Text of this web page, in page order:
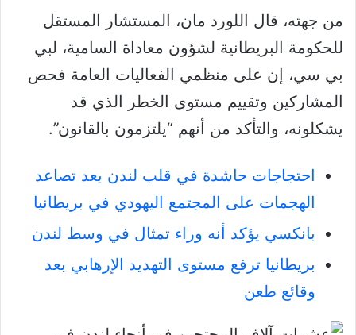
من جهته، قال اللورد مان، المستشار المستقل
للحكومة البريطانية لشؤون معاداة السامية، لبي
بي سي، إن على منظمي الفعاليات العامة فحص
المشاركين وتقييم مستوى الخطر الذي قد
يشكلونه، والتأكد من أنهم “يلتزمون بالقانون”.
احتجاجات حاشدة في قلب لندن بعد تصاعد
الهجمات على المجتمع اليهودي في بريطانيا
بانكسي يؤكد أنه وراء تمثال في وسط لندن
بريطانيا ترفع مستوى التهديد الإرهابي بعد
وقائع طعن